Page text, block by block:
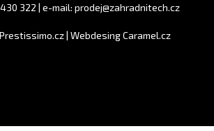
322 | e-mail: prodej@zahradnitech.cz
Prestissimo.cz| Webdesing Caramel.cz